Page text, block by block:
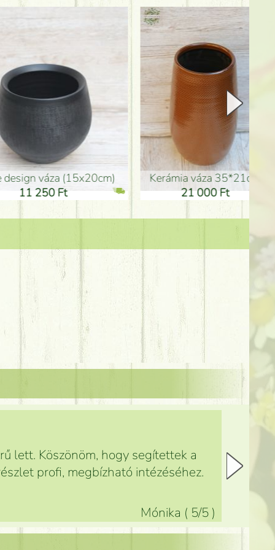
Kerámia váza 35*21cm
21 000 Ft
ballagó fiú fa betűző
1 300 Ft
lett. Köszönöm, hogy segítettek a
profi, megbízható intézéséhez.
Mónika ( 5/5 )